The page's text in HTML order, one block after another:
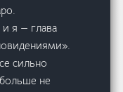
я — глава
сильно
не